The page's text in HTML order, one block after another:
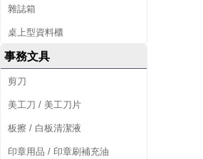
雜誌箱
桌上型資料櫃
事務文具
剪刀
美工刀 / 美工刀片
板擦 / 白板清潔液
印章用品 / 印章刷補充油